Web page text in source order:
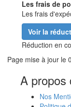
Les frais de
Les frais
Voir la
Réduction en
Page mise à jour le
A propos
Nos